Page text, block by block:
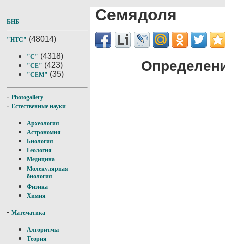
БНБ
"НТС" (48014)
"С" (4318)
"СЕ" (423)
"СЕМ" (35)
- Photogallery
- Естественные науки
Археология
Астрономия
Биология
Геология
Медицина
Молекулярная
биология
Физика
Химия
- Математика
Алгоритмы
Теория
Семядоля